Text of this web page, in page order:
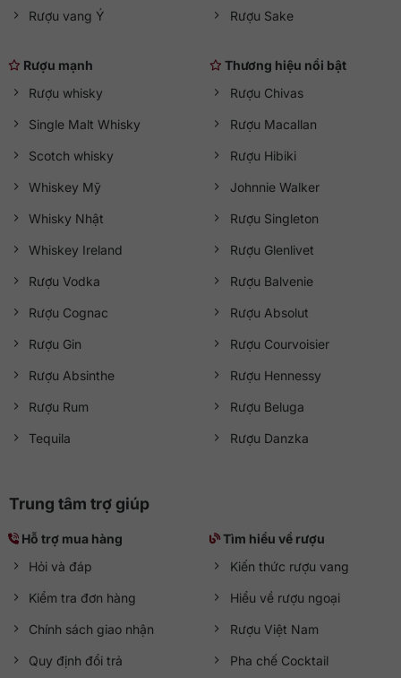
Rượu vang Ý Rượu Sake
Rượu mạnh
Rượu whisky
Single Malt Whisky
Scotch whisky
Whiskey Mỹ
Whisky Nhật
Whiskey Ireland
Rượu Vodka
Rượu Cognac
Rượu Gin
Rượu Absinthe
Rượu Rum
Tequila
Thương hiệu nổi bật
Rượu Chivas
Rượu Macallan
Rượu Hibiki
Johnnie Walker
Rượu Singleton
Rượu Glenlivet
Rượu Balvenie
Rượu Absolut
Rượu Courvoisier
Rượu Hennessy
Rượu Beluga
Rượu Danzka
Trung tâm trợ giúp
Hỗ trợ mua hàng
Hỏi và đáp
Kiểm tra đơn hàng
Chính sách giao nhận
Quy định đổi trả
Tìm hiểu về rượu
Kiến thức rượu vang
Hiểu về rượu ngoại
Rượu Việt Nam
Pha chế Cocktail